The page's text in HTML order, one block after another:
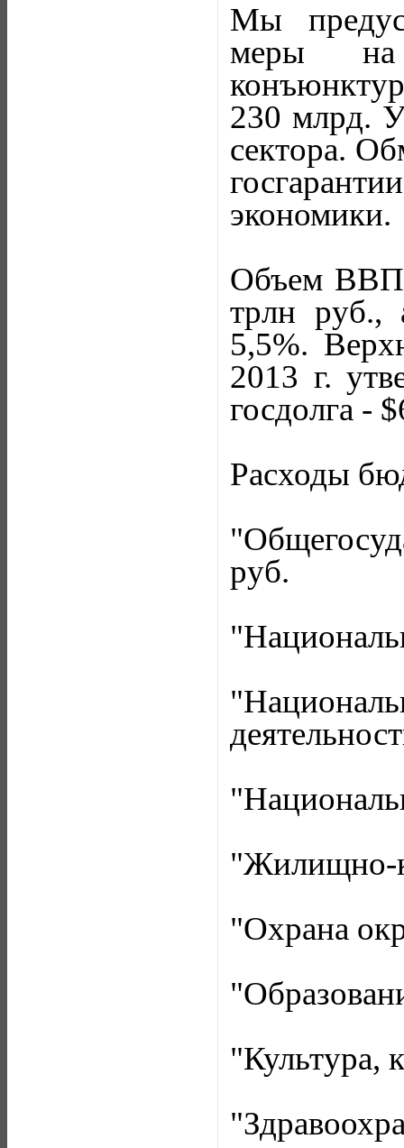
Мы
меры на
230 млрд. У
сектора.
экономики.
Объем ВВП
трлн руб.,
5,5%.
2013 г.
госдолга -
Расходы
руб.
"Жилищно-
"Охрана
"Культура,